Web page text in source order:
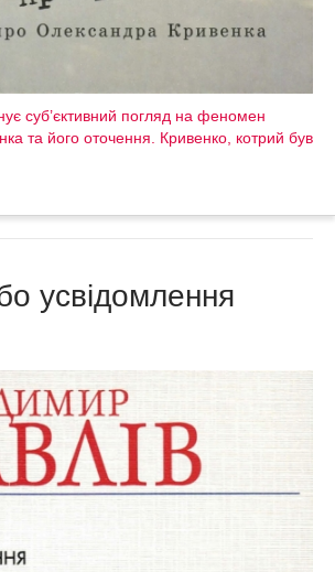
суб’єктивний погляд на феномен
та його оточення. Кривенко, котрий був
усвідомлення